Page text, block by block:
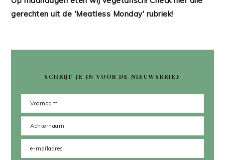
gerechten uit de 'Meatless Monday' rubriek!
SCHRIJF JE IN VOOR DE NIEUWSBRIEF